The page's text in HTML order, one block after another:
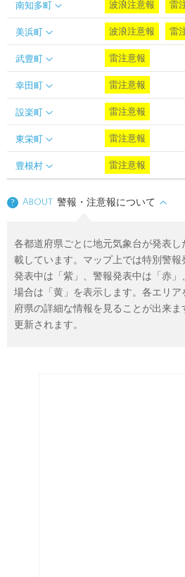
南知多町 波浪注意報 雷
美浜町 波浪注意報 雷
武豊町 雷注意報
幸田町 雷注意報
設楽町 雷注意報
東栄町 雷注意報
豊根村 雷注意報
? About 警報・注意報について
各都道府県ごとに地元気象台が発表
載しています。マップ上では特別警
発表中は「紫」、警報発表中は「赤
場合は「黄」を表示します。各エリ
府県の詳細な情報を見ることが出来
更新されます。